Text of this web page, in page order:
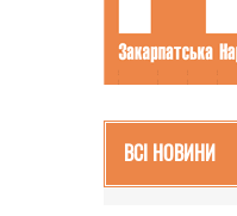
ВСІ НОВИНИ